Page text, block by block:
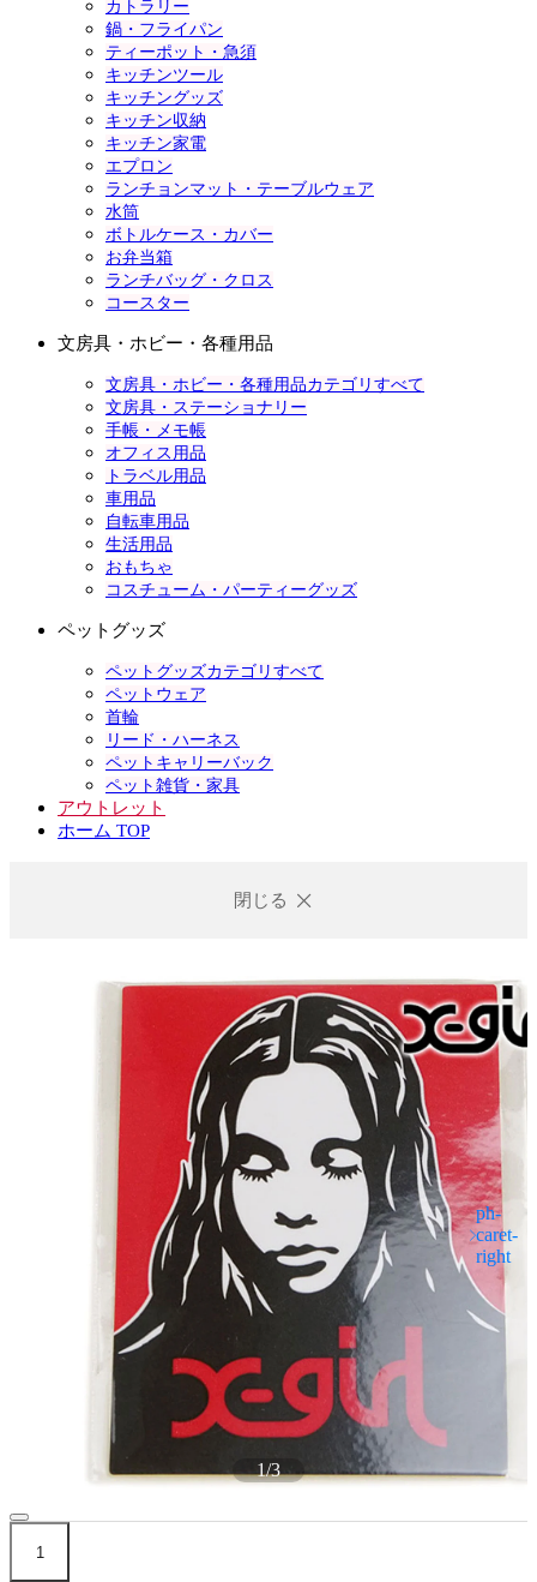
カトラリー
鍋・フライパン
ティーポット・急須
キッチンツール
キッチングッズ
キッチン収納
キッチン家電
エプロン
ランチョンマット・テーブルウェア
水筒
ボトルケース・カバー
お弁当箱
ランチバッグ・クロス
コースター
文房具・ホビー・各種用品
文房具・ホビー・各種用品カテゴリすべて
文房具・ステーショナリー
手帳・メモ帳
オフィス用品
トラベル用品
車用品
自転車用品
生活用品
おもちゃ
コスチューム・パーティーグッズ
ペットグッズ
ペットグッズカテゴリすべて
ペットウェア
首輪
リード・ハーネス
ペットキャリーバック
ペット雑貨・家具
アウトレット
ホーム TOP
閉じる
1/3
1